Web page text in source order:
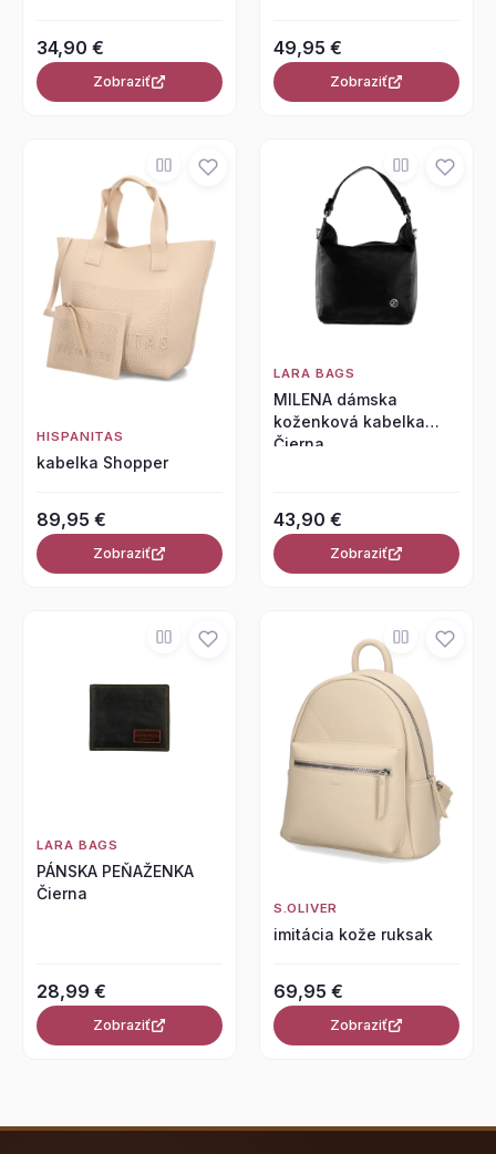
34,90 €
Zobraziť
49,95 €
Zobraziť
HISPANITAS
kabelka Shopper
89,95 €
Zobraziť
LARA BAGS
MILENA dámska
koženková kabelka
Čierna
43,90 €
Zobraziť
LARA BAGS
PÁNSKA PEŇAŽENKA
Čierna
28,99 €
Zobraziť
S.OLIVER
imitácia kože ruksak
69,95 €
Zobraziť